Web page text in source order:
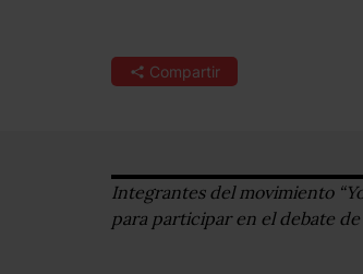
Compartir
Integrantes del movimiento
para participar en el debate